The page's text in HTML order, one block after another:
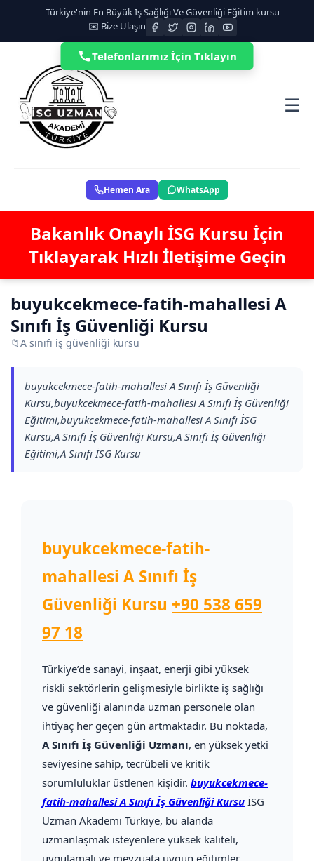
Türkiye'nin En Büyük İş Sağlığı Ve Güvenliği Eğitim kursu
✉️ Bize Ulaşın
☰
Hemen Ara WhatsApp
Bakanlık Onaylı İSG Kursu İçin
Tıklayarak Hızlı İletişime Geçin
buyukcekmece-fatih-mahallesi A
Sınıfı İş Güvenliği Kursu
📁A sınıfı iş güvenliği kursu
buyukcekmece-fatih-mahallesi A Sınıfı İş Güvenliği
Kursu,buyukcekmece-fatih-mahallesi A Sınıfı İş Güvenliği
Eğitimi,buyukcekmece-fatih-mahallesi A Sınıfı İSG
Kursu,A Sınıfı İş Güvenliği Kursu,A Sınıfı İş Güvenliği
Eğitimi,A Sınıfı İSG Kursu
buyukcekmece-fatih-
mahallesi A Sınıfı İş
Güvenliği Kursu +90 538 659
97 18
Türkiye’de sanayi, inşaat, enerji gibi yüksek
riskli sektörlerin gelişmesiyle birlikte iş sağlığı
ve güvenliği alanında uzman personele olan
ihtiyaç her geçen gün artmaktadır. Bu noktada,
A Sınıfı İş Güvenliği Uzmanı, en yüksek yetki
seviyesine sahip, tecrübeli ve kritik
sorumluluklar üstlenen kişidir. buyukcekmece-
fatih-mahallesi A Sınıfı İş Güvenliği Kursu İSG
Uzman Akademi Türkiye, bu alanda
uzmanlaşmak isteyenlere yüksek kaliteli,
Telefonlarımız İçin Tıklayın